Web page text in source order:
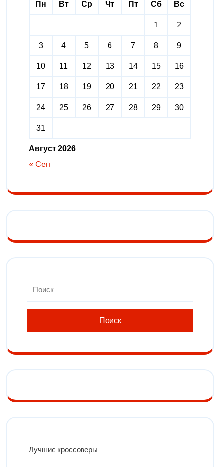
Август 2026
Пн Вт Ср Чт Пт Сб Вс
1 2
3 4 5 6 7 8 9
10 11 12 13 14 15 16
17 18 19 20 21 22 23
24 25 26 27 28 29 30
31
« Сен
Лучшие кроссоверы